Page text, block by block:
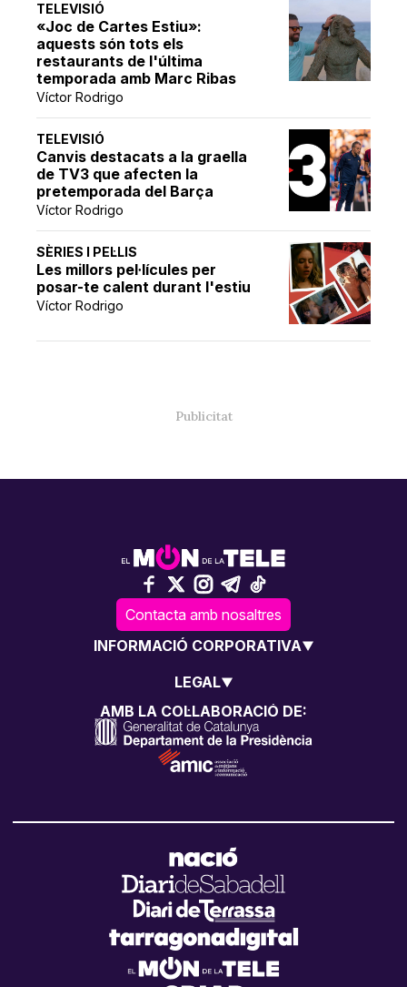
TELEVISIÓ
«Joc de Cartes Estiu»:
aquests són tots els
restaurants de l'última
temporada amb Marc Ribas
Víctor Rodrigo
TELEVISIÓ
Canvis destacats a la graella
de TV3 que afecten la
pretemporada del Barça
Víctor Rodrigo
SÈRIES I PEL·LIS
Les millors pel·lícules per
posar-te calent durant l'estiu
Víctor Rodrigo
Contacta amb nosaltres
INFORMACIÓ CORPORATIVA
LEGAL
AMB LA COL·LABORACIÓ DE: